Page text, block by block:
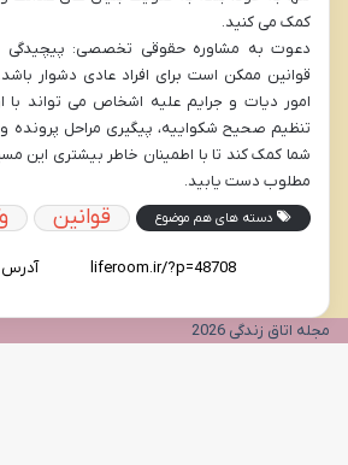
کمک می کنید.
دعوت به مشاوره حقوقی تخصصی: پیچیدگی
قوانین ممکن است برای افراد عادی دشوار
امور دیات و جرایم علیه اشخاص می تواند با
تنظیم صحیح شکواییه، پیگیری مراحل پرونده و
شما کمک کند تا با اطمینان خاطر بیشتری این
مطلوب دست یابید.
دسته های هم موضوع قوانین
آدرس
مجله اتاق زندگی 2026